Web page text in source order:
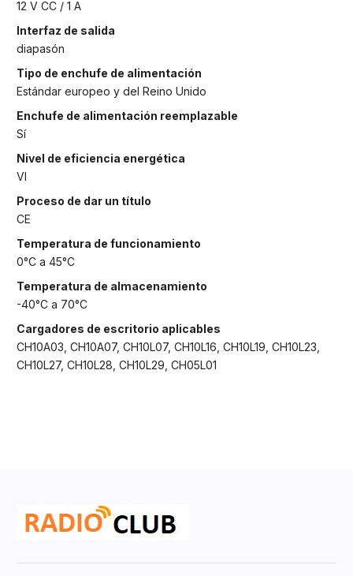
12 V CC / 1 A
Interfaz de salida
diapasón
Tipo de enchufe de alimentación
Estándar europeo y del Reino Unido
Enchufe de alimentación reemplazable
Sí
Nivel de eficiencia energética
VI
Proceso de dar un título
CE
Temperatura de funcionamiento
0°C a 45°C
Temperatura de almacenamiento
-40°C a 70°C
Cargadores de escritorio aplicables
CH10A03, CH10A07, CH10L07, CH10L16, CH10L19, CH10L23,
CH10L27, CH10L28, CH10L29, CH05L01